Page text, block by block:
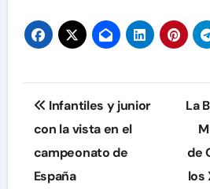
Navegación
de
entradas
Infantiles y junior
con la vista en el
campeonato de
España
La
de
los